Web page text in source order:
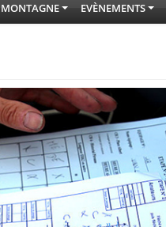
MONTAGNE EVÈNEMENTS